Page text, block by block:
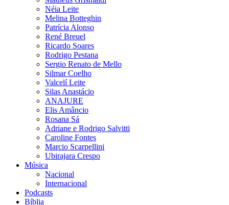
Néia Leite
Melina Botteghin
Patrícia Alonso
René Breuel
Ricardo Soares
Rodrigo Pestana
Sergio Renato de Mello
Silmar Coelho
Valcelí Leite
Silas Anastácio
ANAJURE
Elis Amâncio
Rosana Sá
Adriane e Rodrigo Salvitti
Caroline Fontes
Marcio Scarpellini
Ubirajara Crespo
Música
Nacional
Internacional
Podcasts
Bíblia